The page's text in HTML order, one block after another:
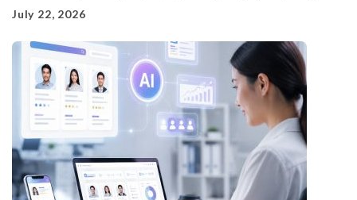
July 22, 2026